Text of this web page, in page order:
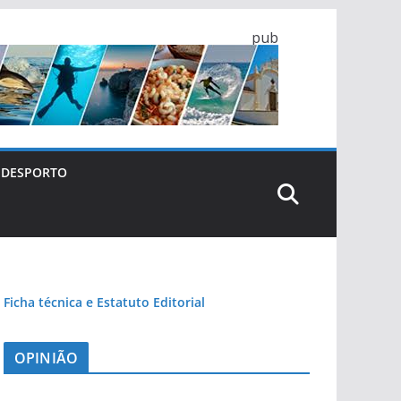
pub
DESPORTO
Ficha técnica e Estatuto Editorial
OPINIÃO